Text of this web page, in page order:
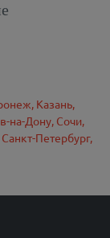
Казань,
на-Дону, Сочи,
Санкт-Петербург,